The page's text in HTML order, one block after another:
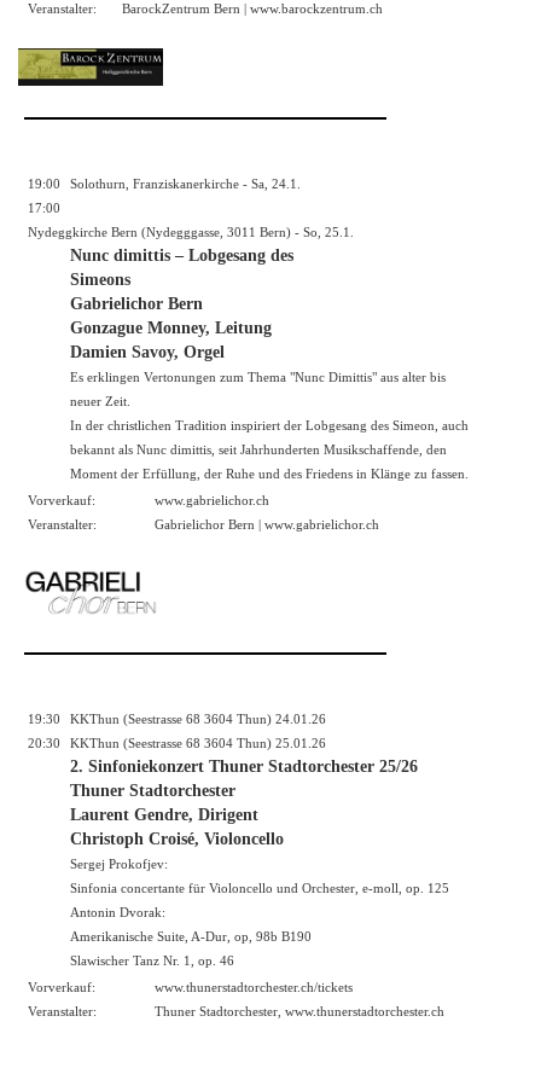
Veranstalter:
BarockZentrum Bern | www.barockzentrum.ch
19:00
Solothurn, Franziskanerkirche - Sa, 24.1.
17:00
Nydeggkirche Bern (Nydegggasse, 3011 Bern) - So, 25.1.
Nunc dimittis – Lobgesang des
Simeons
Gabrielichor Bern
Gonzague Monney, Leitung
Damien Savoy, Orgel
Es erklingen Vertonungen zum Thema "Nunc Dimittis" aus alter bis
neuer Zeit.
In der christlichen Tradition inspiriert der Lobgesang des Simeon, auch
bekannt als Nunc dimittis, seit Jahrhunderten Musikschaffende, den
Moment der Erfüllung, der Ruhe und des Friedens in Klänge zu fassen.
Vorverkauf:
www.gabrielichor.ch
Veranstalter:
Gabrielichor Bern | www.gabrielichor.ch
19:30
KKThun (Seestrasse 68 3604 Thun) 24.01.26
20:30
KKThun (Seestrasse 68 3604 Thun) 25.01.26
2. Sinfoniekonzert Thuner Stadtorchester 25/26
Thuner Stadtorchester
Laurent Gendre, Dirigent
Christoph Croisé, Violoncello
Sergej Prokofjev:
Sinfonia concertante für Violoncello und Orchester, e-moll, op. 125
Antonin Dvorak:
Amerikanische Suite, A-Dur, op, 98b B190
Slawischer Tanz Nr. 1, op. 46
Vorverkauf:
www.thunerstadtorchester.ch/tickets
Veranstalter:
Thuner Stadtorchester, www.thunerstadtorchester.ch